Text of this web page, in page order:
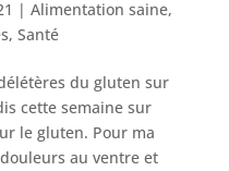
| Alimentation saine,
, Santé
du gluten sur
cette semaine sur
le gluten. Pour ma
au ventre et